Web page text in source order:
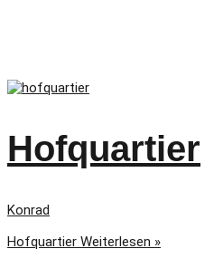
Hofquartier
Konrad
Hofquartier Weiterlesen »